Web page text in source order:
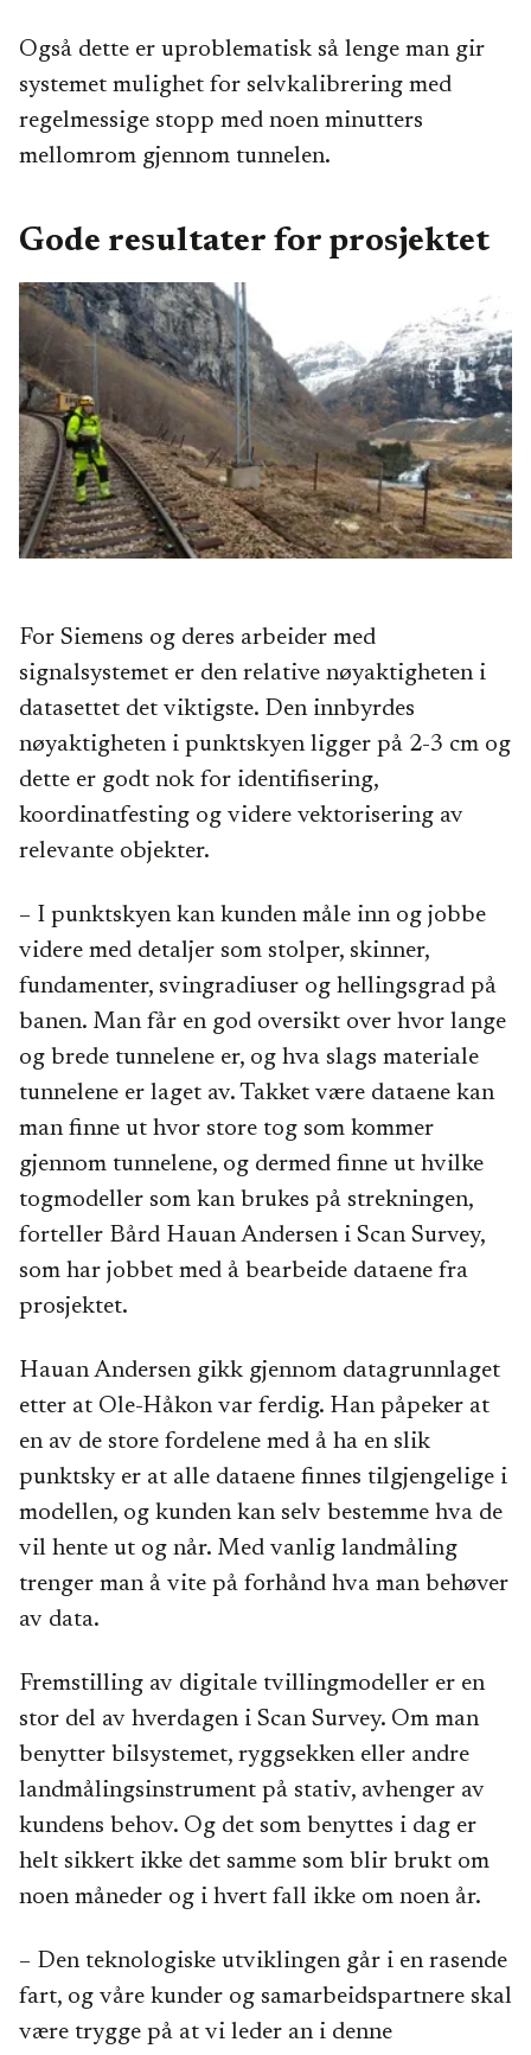
Også dette er uproblematisk så lenge man gir
systemet mulighet for selvkalibrering med
regelmessige stopp med noen minutters
mellomrom gjennom tunnelen.
Gode resultater for prosjektet
For Siemens og deres arbeider med
signalsystemet er den relative nøyaktigheten i
datasettet det viktigste. Den innbyrdes
nøyaktigheten i punktskyen ligger på 2-3 cm og
dette er godt nok for identifisering,
koordinatfesting og videre vektorisering av
relevante objekter.
– I punktskyen kan kunden måle inn og jobbe
videre med detaljer som stolper, skinner,
fundamenter, svingradiuser og hellingsgrad på
banen. Man får en god oversikt over hvor lange
og brede tunnelene er, og hva slags materiale
tunnelene er laget av. Takket være dataene kan
man finne ut hvor store tog som kommer
gjennom tunnelene, og dermed finne ut hvilke
togmodeller som kan brukes på strekningen,
forteller Bård Hauan Andersen i Scan Survey,
som har jobbet med å bearbeide dataene fra
prosjektet.
Hauan Andersen gikk gjennom datagrunnlaget
etter at Ole-Håkon var ferdig. Han påpeker at
en av de store fordelene med å ha en slik
punktsky er at alle dataene finnes tilgjengelige i
modellen, og kunden kan selv bestemme hva de
vil hente ut og når. Med vanlig landmåling
trenger man å vite på forhånd hva man behøver
av data.
Fremstilling av digitale tvillingmodeller er en
stor del av hverdagen i Scan Survey. Om man
benytter bilsystemet, ryggsekken eller andre
landmålingsinstrument på stativ, avhenger av
kundens behov. Og det som benyttes i dag er
helt sikkert ikke det samme som blir brukt om
noen måneder og i hvert fall ikke om noen år.
– Den teknologiske utviklingen går i en rasende
fart, og våre kunder og samarbeidspartnere skal
være trygge på at vi leder an i denne